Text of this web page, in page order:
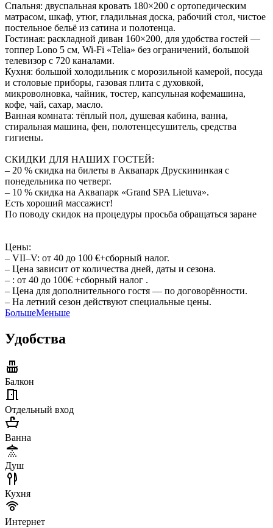
Спальня: двуспальная кровать 180×200 с ортопедическим
матрасом, шкаф, утюг, гладильная доска, рабочий стол, чистое
постельное бельё из сатина и полотенца.
Гостиная: раскладной диван 160×200, для удобства гостей —
топпер Lono 5 см, Wi-Fi «Telia» без ограничений, большой
телевизор с 720 каналами.
Кухня: большой холодильник с морозильной камерой, посуда
и столовые приборы, газовая плита с духовкой,
микроволновка, чайник, тостер, капсульная кофемашина,
кофе, чай, сахар, масло.
Ванная комната: тёплый пол, душевая кабина, ванна,
стиральная машина, фен, полотенцесушитель, средства
гигиены.
СКИДКИ ДЛЯ НАШИХ ГОСТЕЙ:
– 20 % скидка на билеты в Аквапарк Друскининкая с
понедельника по четверг.
– 10 % скидка на Аквапарк «Grand SPA Lietuva».
Есть хороший массажист!
По поводу скидок на процедуры просьба обращаться заранe
Цены:
– VII–V: от 40 до 100 €+сборный налог.
– Цена зависит от количества дней, даты и сезона.
– : от 40 до 100€ +сборный налог .
– Цена для дополнительного гостя — по договорённости.
– На летний сезон действуют специальные цены.
БольшеМеньше
Удобства
Балкон
Отдельный вход
Ванна
Душ
Кухня
Интернет